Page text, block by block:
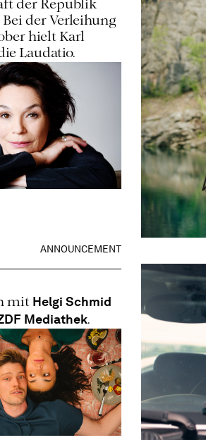
der Republik
der Verleihung
hielt Karl
Laudatio.
ANNOUNCEMENT
mit Helgi Schmid
Mediathek.